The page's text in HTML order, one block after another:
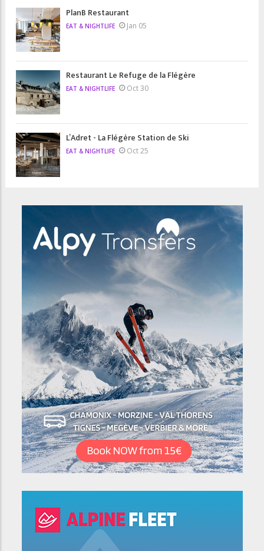
PlanB Restaurant
EAT & NIGHTLIFE Jan 05
Restaurant Le Refuge de la Flégère
EAT & NIGHTLIFE Oct 30
L’Adret - La Flégère Station de Ski
EAT & NIGHTLIFE Oct 25